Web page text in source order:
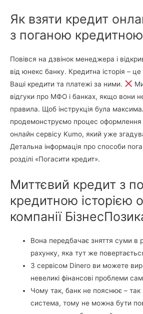
Як взяти кредит
з поганою кредитною
Повівся на дзвінок менеджера і
від юнекс банку. Кредитна історія – це
Ваші кредити та платежі за ними.
відгуки про МФО і банках, якщо вони
правила. Щоб інструкція була
продемонструємо процес оформлення
онлайн сервісу Kumo, який уже
Детальна інформація про способи
розділі «Погасити кредит».
Миттєвий кредит з
кредитною історією
компанії
Вона передбачає зняття суми в
рахунку, яка тут же
З сервісом Dinero ви можете
невеликі фінансові проблеми
Чому так, банк не пояснює – так
система, тому не можна бути